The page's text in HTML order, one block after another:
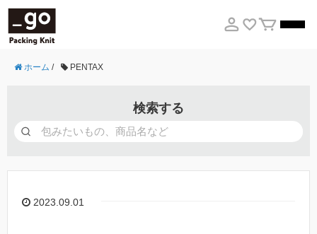
ホーム / PENTAX
検索する
2023.09.01